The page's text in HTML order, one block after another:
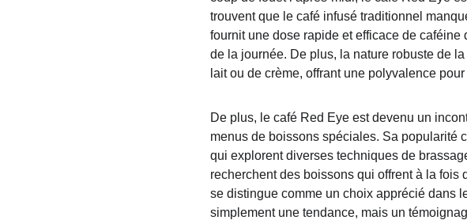
trouvent que le café infusé traditionnel
fournit une dose rapide et efficace de
de la journée. De plus, la nature robuste de
lait ou de crème, offrant une polyvalence
De plus, le café Red Eye est devenu un
menus de boissons spéciales. Sa popularité
qui explorent diverses techniques de
recherchent des boissons qui offrent à la
se distingue comme un choix apprécié dans
simplement une tendance, mais un